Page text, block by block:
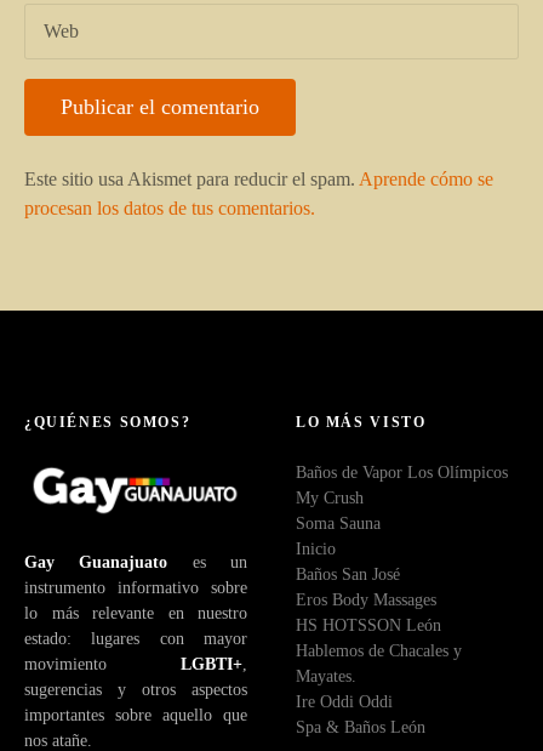
Web
Este sitio usa Akismet para reducir el spam. Aprende cómo se
procesan los datos de tus comentarios.
¿QUIÉNES SOMOS?
Gay Guanajuato es un
instrumento informativo sobre
lo más relevante en nuestro
estado: lugares con mayor
movimiento LGBTI+
sugerencias y otros aspectos
importantes sobre aquello que
nos atañe.
LO MÁS VISTO
Baños de Vapor Los Olímpicos
My Crush
Soma Sauna
Inicio
Baños San José
Eros Body Massages
HS HOTSSON León
Hablemos de Chacales y
Mayates.
Ire Oddi Oddi
Spa & Baños León